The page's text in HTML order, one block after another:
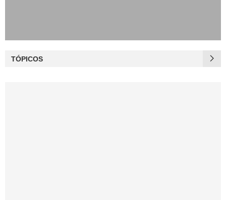
TÓPICOS